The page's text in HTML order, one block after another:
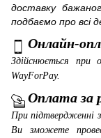
доставку
подбаємо про всі
Онлайн-
Здійснюється при
WayForPay.
Оплата за
При підтвердженні
Ви зможете